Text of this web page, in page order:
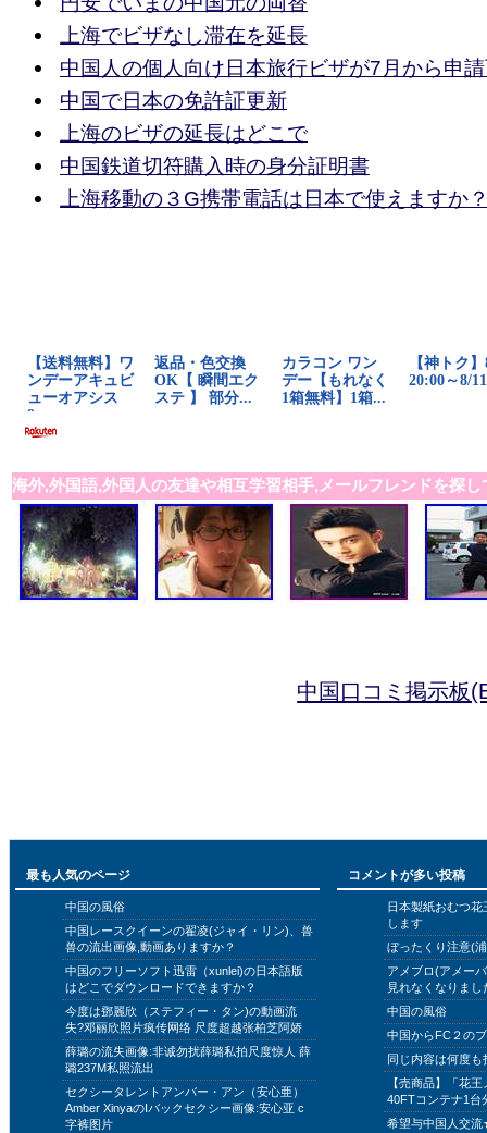
上海でビザなし滞在を延長
中国人の個人向け日本旅行ビザが7月から申
中国で日本の免許証更新
上海のビザの延長はどこで
中国鉄道切符購入時の身分証明書
上海移動の３G携帯電話は日本で使えますか
海外,外国語,外国人の友達や相互学習相手,メールフレンドを探し
中国口コミ掲示板
最も人気のページ
中国の風俗
中国レースクイーンの翟凌(ジャイ・リン)、兽
兽の流出画像,動画ありますか？
中国のフリーソフト迅雷（xunlei)の日本語版
はどこでダウンロードできますか？
今度は鄧麗欣（ステフィー・タン)の動画流
失?邓丽欣照片疯传网络 尺度超越张柏芝阿娇
薛璐の流失画像:非诚勿扰薛璐私拍尺度惊人 薛
璐237M私照流出
セクシータレントアンバー・アン（安心亜）
Amber XinyaのIバックセクシー画像:安心亚 c
字裤图片
コメントが多い投稿
日本製紙おむつ
します
ぼったくり注意(
アメブロ(アメー
見れなくなりまし
中国の風俗
中国からFC２の
同じ内容は何度
【売商品】「花
40FTコンテナ1台
希望与中国人交